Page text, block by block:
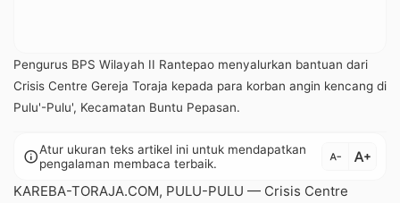
Pengurus BPS Wilayah II Rantepao menyalurkan bantuan dari
Crisis Centre Gereja Toraja kepada para korban angin kencang di
Pulu'-Pulu', Kecamatan Buntu Pepasan.
infoAtur ukuran teks artikel ini untuk mendapatkan
pengalaman membaca terbaik.
text_decrease text_increase
KAREBA-TORAJA.COM, PULU-PULU — Crisis Centre